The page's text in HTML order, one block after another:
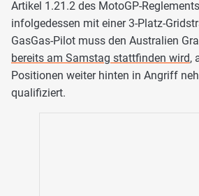
Artikel 1.21.2 des MotoGP-
infolgedessen mit einer 3-Platz-
GasGas-Pilot muss den Australien
bereits am Samstag stattfinden wird,
Positionen weiter hinten in Angriff
qualifiziert.